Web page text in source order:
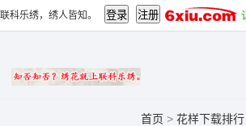
联科乐绣，绣人皆知。
首页 > 花样下载排行